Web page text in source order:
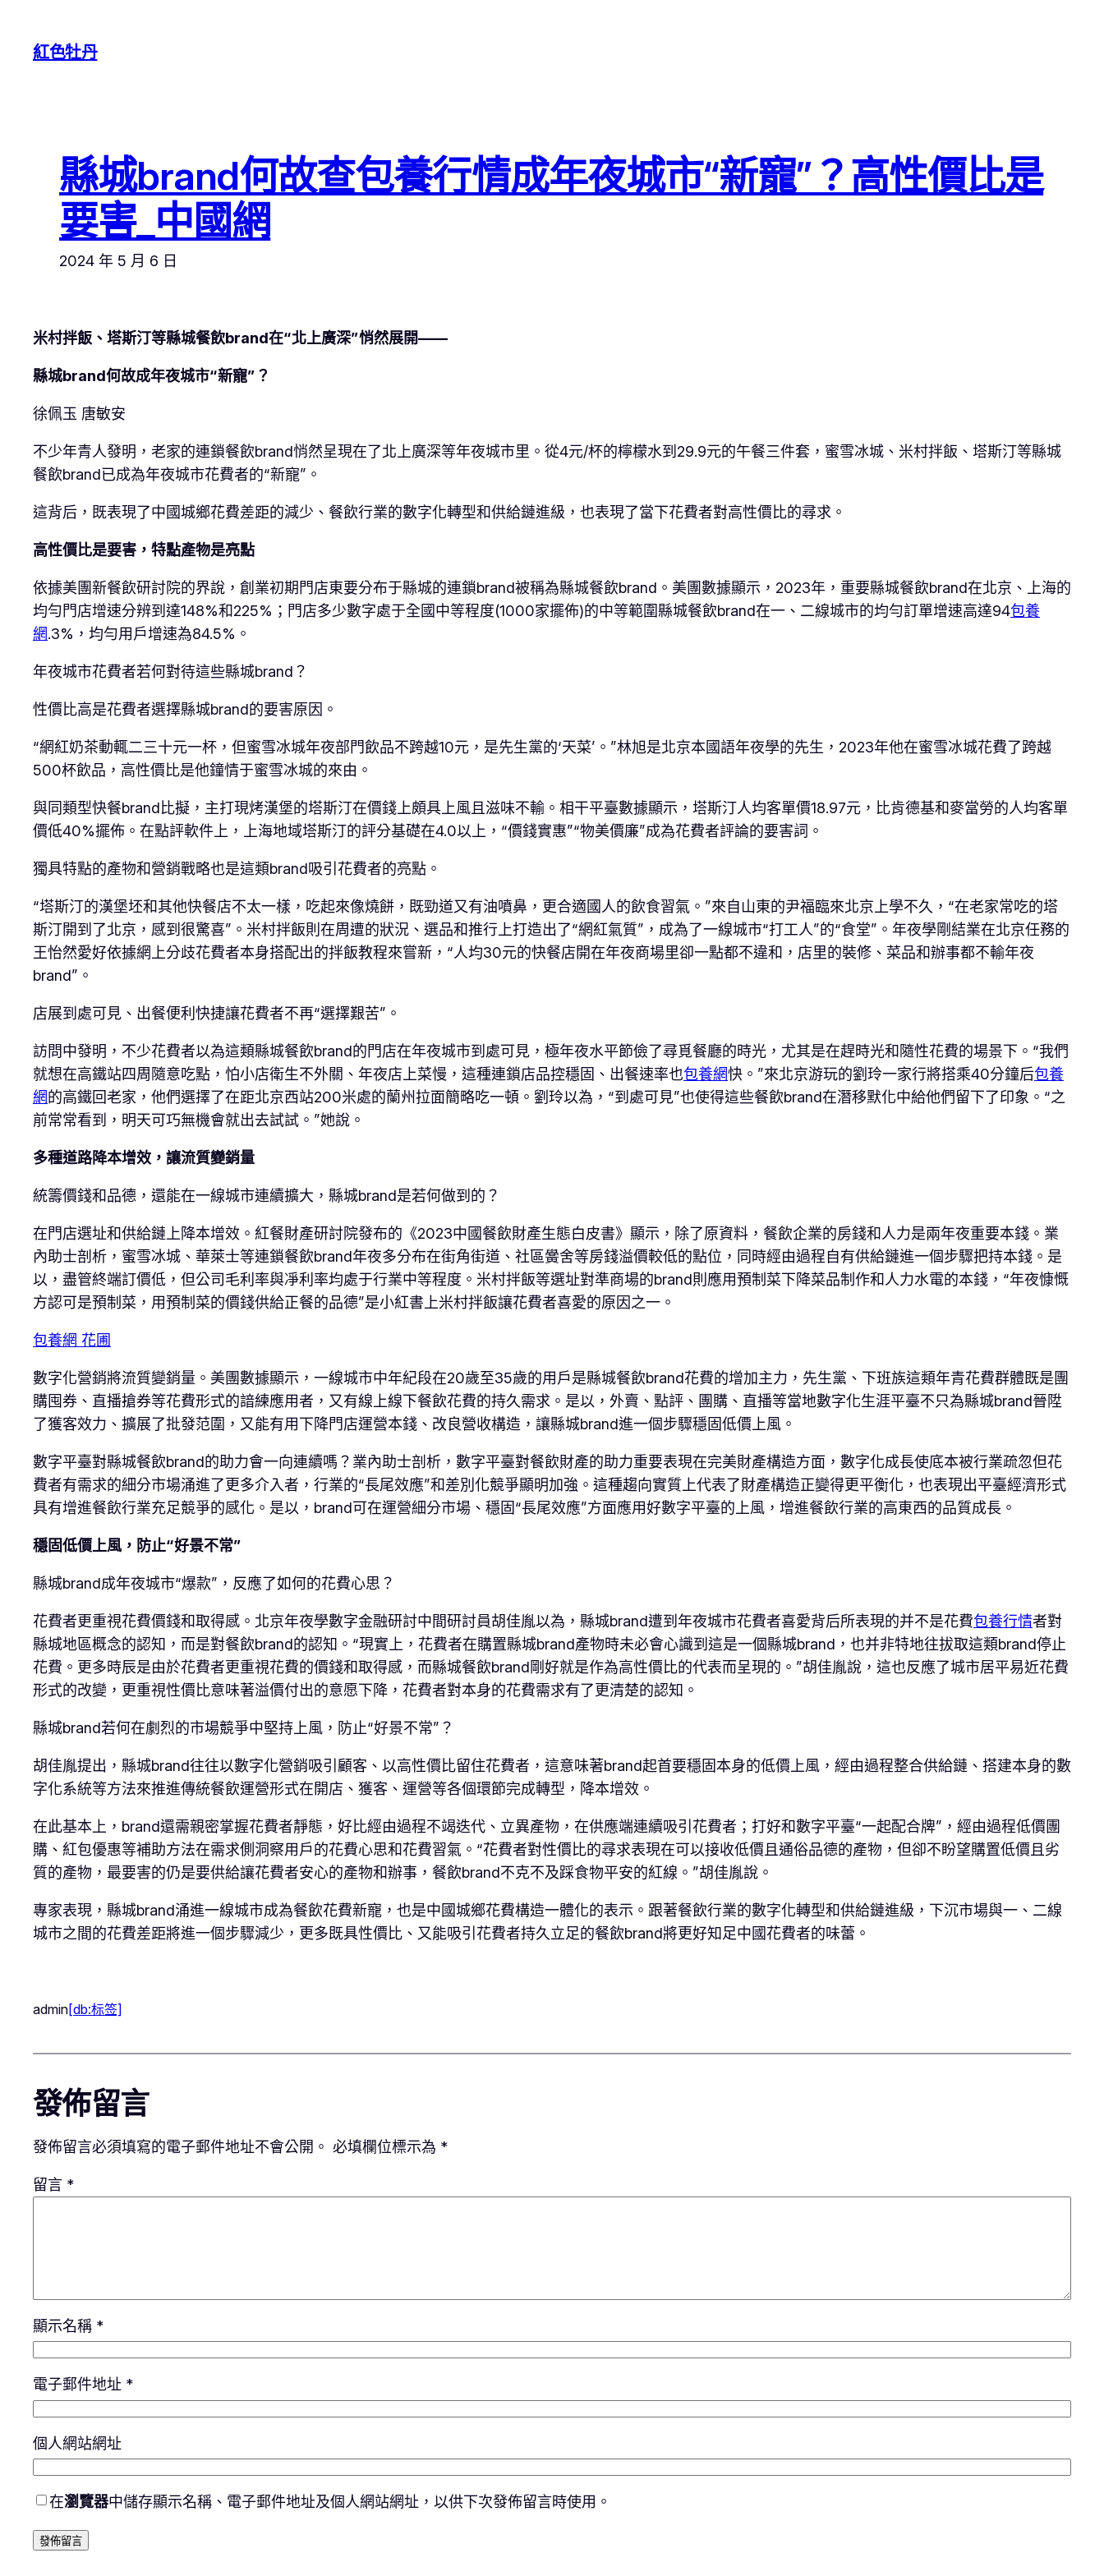
紅色牡丹
縣城brand何故查包養行情成年夜城市“新寵”？高性價比是
要害_中國網
2024 年 5 月 6 日
米村拌飯、塔斯汀等縣城餐飲brand在“北上廣深”悄然展開——
縣城brand何故成年夜城市“新寵”？
徐佩玉 唐敏安
不少年青人發明，老家的連鎖餐飲brand悄然呈現在了北上廣深等年夜城市里。從4元/杯的檸檬水到29.9元的午餐三件套，蜜雪冰城、米村拌飯、塔斯汀等縣城
餐飲brand已成為年夜城市花費者的“新寵”。
這背后，既表現了中國城鄉花費差距的減少、餐飲行業的數字化轉型和供給鏈進級，也表現了當下花費者對高性價比的尋求。
高性價比是要害，特點產物是亮點
依據美團新餐飲研討院的界說，創業初期門店東要分布于縣城的連鎖brand被稱為縣城餐飲brand。美團數據顯示，2023年，重要縣城餐飲brand在北京、上海的
均勻門店增速分辨到達148%和225%；門店多少數字處于全國中等程度(1000家擺佈)的中等範圍縣城餐飲brand在一、二線城市的均勻訂單增速高達94包養
網.3%，均勻用戶增速為84.5%。
年夜城市花費者若何對待這些縣城brand？
性價比高是花費者選擇縣城brand的要害原因。
“網紅奶茶動輒二三十元一杯，但蜜雪冰城年夜部門飲品不跨越10元，是先生黨的‘天菜’。”林旭是北京本國語年夜學的先生，2023年他在蜜雪冰城花費了跨越
500杯飲品，高性價比是他鐘情于蜜雪冰城的來由。
與同類型快餐brand比擬，主打現烤漢堡的塔斯汀在價錢上頗具上風且滋味不輸。相干平臺數據顯示，塔斯汀人均客單價18.97元，比肯德基和麥當勞的人均客單
價低40%擺佈。在點評軟件上，上海地域塔斯汀的評分基礎在4.0以上，“價錢實惠”“物美價廉”成為花費者評論的要害詞。
獨具特點的產物和營銷戰略也是這類brand吸引花費者的亮點。
“塔斯汀的漢堡坯和其他快餐店不太一樣，吃起來像燒餅，既勁道又有油噴鼻，更合適國人的飲食習氣。”來自山東的尹福臨來北京上學不久，“在老家常吃的塔
斯汀開到了北京，感到很驚喜”。米村拌飯則在周遭的狀況、選品和推行上打造出了“網紅氣質”，成為了一線城市“打工人”的“食堂”。年夜學剛結業在北京任務的
王怡然愛好依據網上分歧花費者本身搭配出的拌飯教程來嘗新，“人均30元的快餐店開在年夜商場里卻一點都不違和，店里的裝修、菜品和辦事都不輸年夜
brand”。
店展到處可見、出餐便利快捷讓花費者不再“選擇艱苦”。
訪問中發明，不少花費者以為這類縣城餐飲brand的門店在年夜城市到處可見，極年夜水平節儉了尋覓餐廳的時光，尤其是在趕時光和隨性花費的場景下。“我們
就想在高鐵站四周隨意吃點，怕小店衛生不外關、年夜店上菜慢，這種連鎖店品控穩固、出餐速率也包養網快。”來北京游玩的劉玲一家行將搭乘40分鐘后包養
網的高鐵回老家，他們選擇了在距北京西站200米處的蘭州拉面簡略吃一頓。劉玲以為，“到處可見”也使得這些餐飲brand在潛移默化中給他們留下了印象。“之
前常常看到，明天可巧無機會就出去試試。”她說。
多種道路降本增效，讓流質變銷量
統籌價錢和品德，還能在一線城市連續擴大，縣城brand是若何做到的？
在門店選址和供給鏈上降本增效。紅餐財產研討院發布的《2023中國餐飲財產生態白皮書》顯示，除了原資料，餐飲企業的房錢和人力是兩年夜重要本錢。業
內助士剖析，蜜雪冰城、華萊士等連鎖餐飲brand年夜多分布在街角街道、社區黌舍等房錢溢價較低的點位，同時經由過程自有供給鏈進一個步驟把持本錢。是
以，盡管終端訂價低，但公司毛利率與凈利率均處于行業中等程度。米村拌飯等選址對準商場的brand則應用預制菜下降菜品制作和人力水電的本錢，“年夜慷慨
方認可是預制菜，用預制菜的價錢供給正餐的品德”是小紅書上米村拌飯讓花費者喜愛的原因之一。
包養網 花圃
數字化營銷將流質變銷量。美團數據顯示，一線城市中年紀段在20歲至35歲的用戶是縣城餐飲brand花費的增加主力，先生黨、下班族這類年青花費群體既是團
購囤券、直播搶券等花費形式的諳練應用者，又有線上線下餐飲花費的持久需求。是以，外賣、點評、團購、直播等當地數字化生涯平臺不只為縣城brand晉陞
了獲客效力、擴展了批發范圍，又能有用下降門店運營本錢、改良營收構造，讓縣城brand進一個步驟穩固低價上風。
數字平臺對縣城餐飲brand的助力會一向連續嗎？業內助士剖析，數字平臺對餐飲財產的助力重要表現在完美財產構造方面，數字化成長使底本被行業疏忽但花
費者有需求的細分市場涌進了更多介入者，行業的“長尾效應”和差別化競爭顯明加強。這種趨向實質上代表了財產構造正變得更平衡化，也表現出平臺經濟形式
具有增進餐飲行業充足競爭的感化。是以，brand可在運營細分市場、穩固“長尾效應”方面應用好數字平臺的上風，增進餐飲行業的高東西的品質成長。
穩固低價上風，防止“好景不常”
縣城brand成年夜城市“爆款”，反應了如何的花費心思？
花費者更重視花費價錢和取得感。北京年夜學數字金融研討中間研討員胡佳胤以為，縣城brand遭到年夜城市花費者喜愛背后所表現的并不是花費包養行情者對
縣城地區概念的認知，而是對餐飲brand的認知。“現實上，花費者在購置縣城brand產物時未必會心識到這是一個縣城brand，也并非特地往拔取這類brand停止
花費。更多時辰是由於花費者更重視花費的價錢和取得感，而縣城餐飲brand剛好就是作為高性價比的代表而呈現的。”胡佳胤說，這也反應了城市居平易近花費
形式的改變，更重視性價比意味著溢價付出的意愿下降，花費者對本身的花費需求有了更清楚的認知。
縣城brand若何在劇烈的市場競爭中堅持上風，防止“好景不常”？
胡佳胤提出，縣城brand往往以數字化營銷吸引顧客、以高性價比留住花費者，這意味著brand起首要穩固本身的低價上風，經由過程整合供給鏈、搭建本身的數
字化系統等方法來推進傳統餐飲運營形式在開店、獲客、運營等各個環節完成轉型，降本增效。
在此基本上，brand還需親密掌握花費者靜態，好比經由過程不竭迭代、立異產物，在供應端連續吸引花費者；打好和數字平臺“一起配合牌”，經由過程低價團
購、紅包優惠等補助方法在需求側洞察用戶的花費心思和花費習氣。“花費者對性價比的尋求表現在可以接收低價且通俗品德的產物，但卻不盼望購置低價且劣
質的產物，最要害的仍是要供給讓花費者安心的產物和辦事，餐飲brand不克不及踩食物平安的紅線。”胡佳胤說。
專家表現，縣城brand涌進一線城市成為餐飲花費新寵，也是中國城鄉花費構造一體化的表示。跟著餐飲行業的數字化轉型和供給鏈進級，下沉市場與一、二線
城市之間的花費差距將進一個步驟減少，更多既具性價比、又能吸引花費者持久立足的餐飲brand將更好知足中國花費者的味蕾。
admin[db:标签]
發佈留言
發佈留言必須填寫的電子郵件地址不會公開。 必填欄位標示為 *
留言 *
顯示名稱 *
電子郵件地址 *
個人網站網址
在瀏覽器中儲存顯示名稱、電子郵件地址及個人網站網址，以供下次發佈留言時使用。